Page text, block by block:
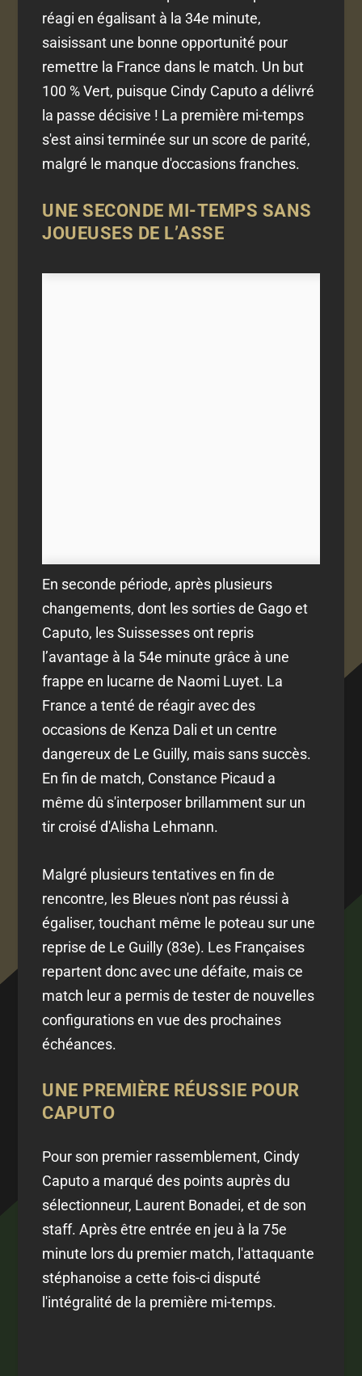
réagi en égalisant à la 34e minute,
saisissant une bonne opportunité pour
remettre la France dans le match. Un but
100 % Vert, puisque Cindy Caputo a délivré
la passe décisive ! La première mi-temps
s'est ainsi terminée sur un score de parité,
malgré le manque d'occasions franches.
UNE SECONDE MI-TEMPS SANS
JOUEUSES DE L’ASSE
En seconde période, après plusieurs
changements, dont les sorties de Gago et
Caputo, les Suissesses ont repris
l’avantage à la 54e minute grâce à une
frappe en lucarne de Naomi Luyet. La
France a tenté de réagir avec des
occasions de Kenza Dali et un centre
dangereux de Le Guilly, mais sans succès.
En fin de match, Constance Picaud a
même dû s'interposer brillamment sur un
tir croisé d'Alisha Lehmann.
Malgré plusieurs tentatives en fin de
rencontre, les Bleues n'ont pas réussi à
égaliser, touchant même le poteau sur une
reprise de Le Guilly (83e). Les Françaises
repartent donc avec une défaite, mais ce
match leur a permis de tester de nouvelles
configurations en vue des prochaines
échéances.
UNE PREMIÈRE RÉUSSIE POUR
CAPUTO
Pour son premier rassemblement, Cindy
Caputo a marqué des points auprès du
sélectionneur, Laurent Bonadei, et de son
staff. Après être entrée en jeu à la 75e
minute lors du premier match, l'attaquante
stéphanoise a cette fois-ci disputé
l'intégralité de la première mi-temps.